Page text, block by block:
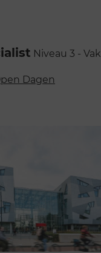
Niveau 3 - Vak
Dagen